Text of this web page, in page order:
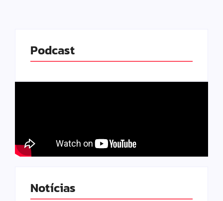
Podcast
Notícias